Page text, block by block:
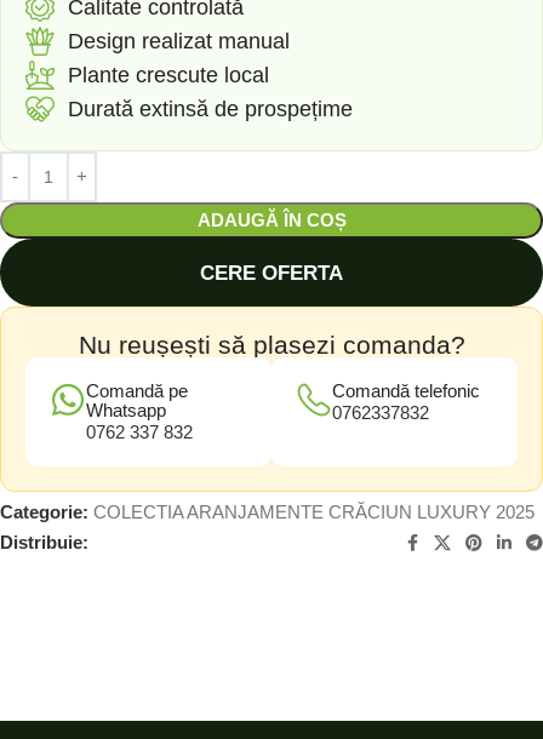
Calitate controlată
Design realizat manual
Plante crescute local
Durată extinsă de prospețime
ADAUGĂ ÎN COȘ
CERE OFERTA
Nu reușești să plasezi comanda?
Comandă pe
Whatsapp
0762 337 832
Comandă telefonic
0762337832
Categorie: COLECTIA ARANJAMENTE CRĂCIUN LUXURY 2025
Distribuie: